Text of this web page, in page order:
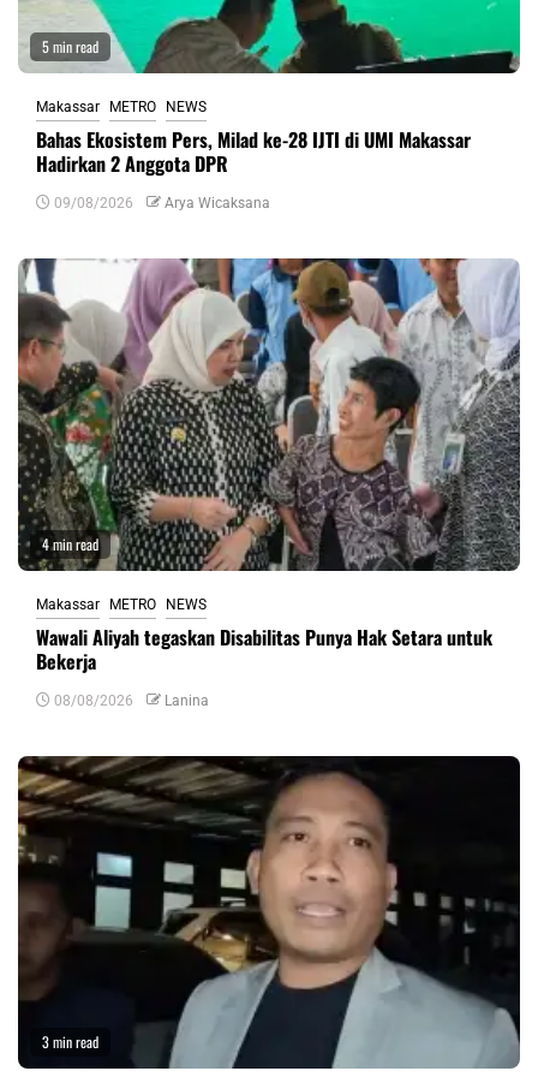
5 min read
Makassar METRO NEWS
Bahas Ekosistem Pers, Milad ke-28 IJTI di UMI Makassar
Hadirkan 2 Anggota DPR
09/08/2026 Arya Wicaksana
4 min read
Makassar METRO NEWS
Wawali Aliyah tegaskan Disabilitas Punya Hak Setara untuk
Bekerja
08/08/2026 Lanina
3 min read